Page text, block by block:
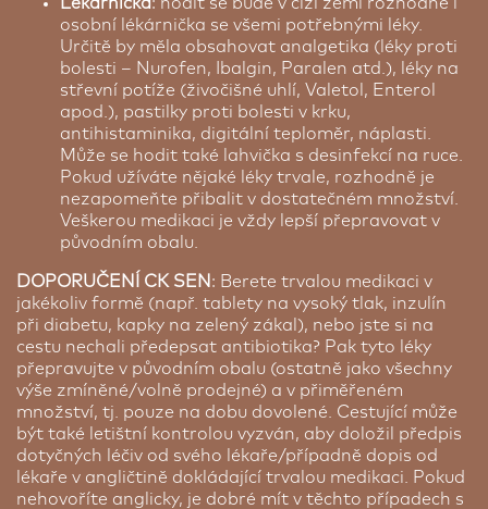
osobní lékárnička se všemi potřebnými léky.
Určitě by měla obsahovat analgetika (léky proti
bolesti – Nurofen, Ibalgin, Paralen atd.), léky na
střevní potíže (živočišné uhlí, Valetol, Enterol
apod.), pastilky proti bolesti v krku,
antihistaminika, digitální teploměr, náplasti.
Může se hodit také lahvička s desinfekcí na ruce.
Pokud užíváte nějaké léky trvale, rozhodně je
nezapomeňte přibalit v dostatečném množství.
Veškerou medikaci je vždy lepší přepravovat v
původním obalu.
DOPORUČENÍ CK SEN : Berete trvalou medikaci v
jakékoliv formě (např. tablety na vysoký tlak, inzulín
při diabetu, kapky na zelený zákal), nebo jste si na
cestu nechali předepsat antibiotika? Pak tyto léky
přepravujte v původním obalu (ostatně jako všechny
výše zmíněné/volně prodejné) a v přiměřeném
množství, tj. pouze na dobu dovolené. Cestující může
být také letištní kontrolou vyzván, aby doložil předpis
dotyčných léčiv od svého lékaře/případně dopis od
lékaře v angličtině dokládající trvalou medikaci. Pokud
nehovoříte anglicky, je dobré mít v těchto případech s